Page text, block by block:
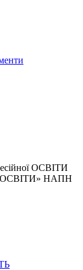
ОСВІТИ
НАПН